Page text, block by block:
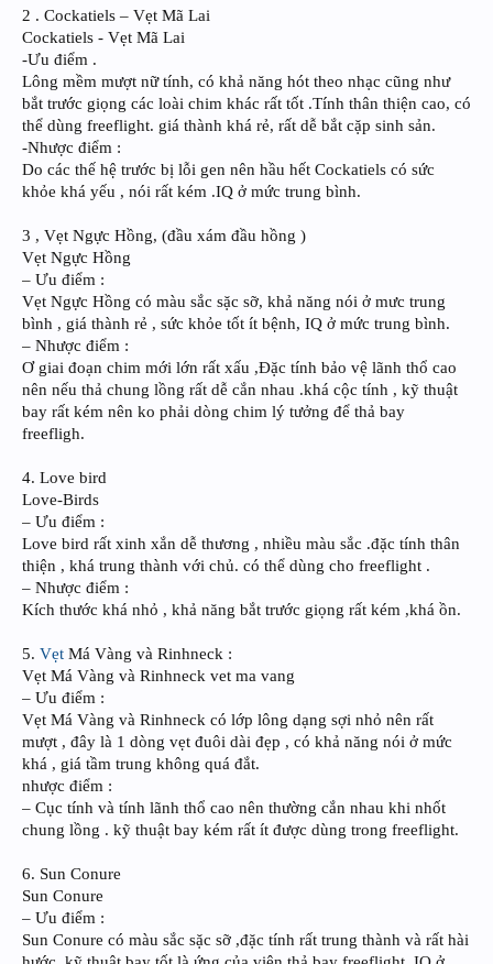
2 . Cockatiels – Vẹt Mã Lai
Cockatiels - Vẹt Mã Lai
-Ưu điểm .
Lông mềm mượt nữ tính, có khả năng hót theo nhạc cũng như
bắt trước giọng các loài chim khác rất tốt .Tính thân thiện cao, có
thể dùng freeflight. giá thành khá rẻ, rất dễ bắt cặp sinh sản.
-Nhược điểm :
Do các thế hệ trước bị lỗi gen nên hầu hết Cockatiels có sức
khỏe khá yếu , nói rất kém .IQ ở mức trung bình.
3 , Vẹt Ngực Hồng, (đầu xám đầu hồng )
Vẹt Ngực Hồng
– Ưu điểm :
Vẹt Ngực Hồng có màu sắc sặc sỡ, khả năng nói ở mưc trung
bình , giá thành rẻ , sức khỏe tốt ít bệnh, IQ ở mức trung bình.
– Nhược điểm :
Ơ giai đoạn chim mới lớn rất xấu ,Đặc tính bảo vệ lãnh thổ cao
nên nếu thả chung lồng rất dễ cắn nhau .khá cộc tính , kỹ thuật
bay rất kém nên ko phải dòng chim lý tưởng để thả bay
freefligh.
4. Love bird
Love-Birds
– Ưu điểm :
Love bird rất xinh xắn dễ thương , nhiều màu sắc .đặc tính thân
thiện , khá trung thành với chủ. có thể dùng cho freeflight .
– Nhược điểm :
Kích thước khá nhỏ , khả năng bắt trước giọng rất kém ,khá ồn.
5. Vẹt Má Vàng và Rinhneck :
Vẹt Má Vàng và Rinhneck vet ma vang
– Ưu điểm :
Vẹt Má Vàng và Rinhneck có lớp lông dạng sợi nhỏ nên rất
mượt , đây là 1 dòng vẹt đuôi dài đẹp , có khả năng nói ở mức
khá , giá tầm trung không quá đắt.
nhược điểm :
– Cục tính và tính lãnh thổ cao nên thường cắn nhau khi nhốt
chung lồng . kỹ thuật bay kém rất ít được dùng trong freeflight.
6. Sun Conure
Sun Conure
– Ưu điểm :
Sun Conure có màu sắc sặc sỡ ,đặc tính rất trung thành và rất hài